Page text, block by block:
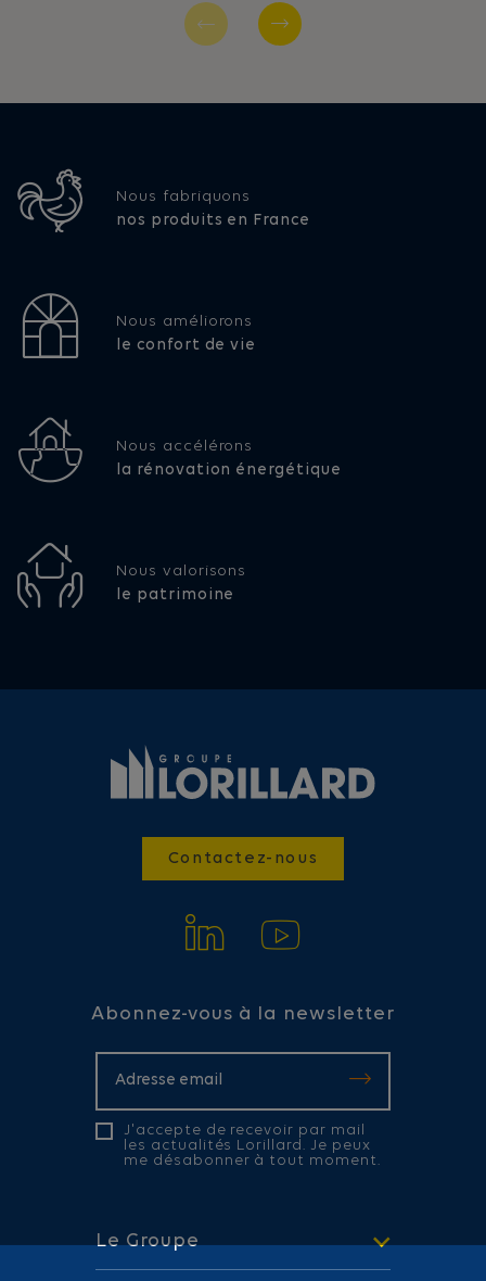
Nous fabriquons
nos produits en France
Nous améliorons
le confort de vie
Nous accélérons
la rénovation énergétique
Nous valorisons
le patrimoine
Contactez-nous
Abonnez-vous à la newsletter
J'accepte de recevoir par mail
les actualités Lorillard. Je peux
me désabonner à tout moment.
Le Groupe